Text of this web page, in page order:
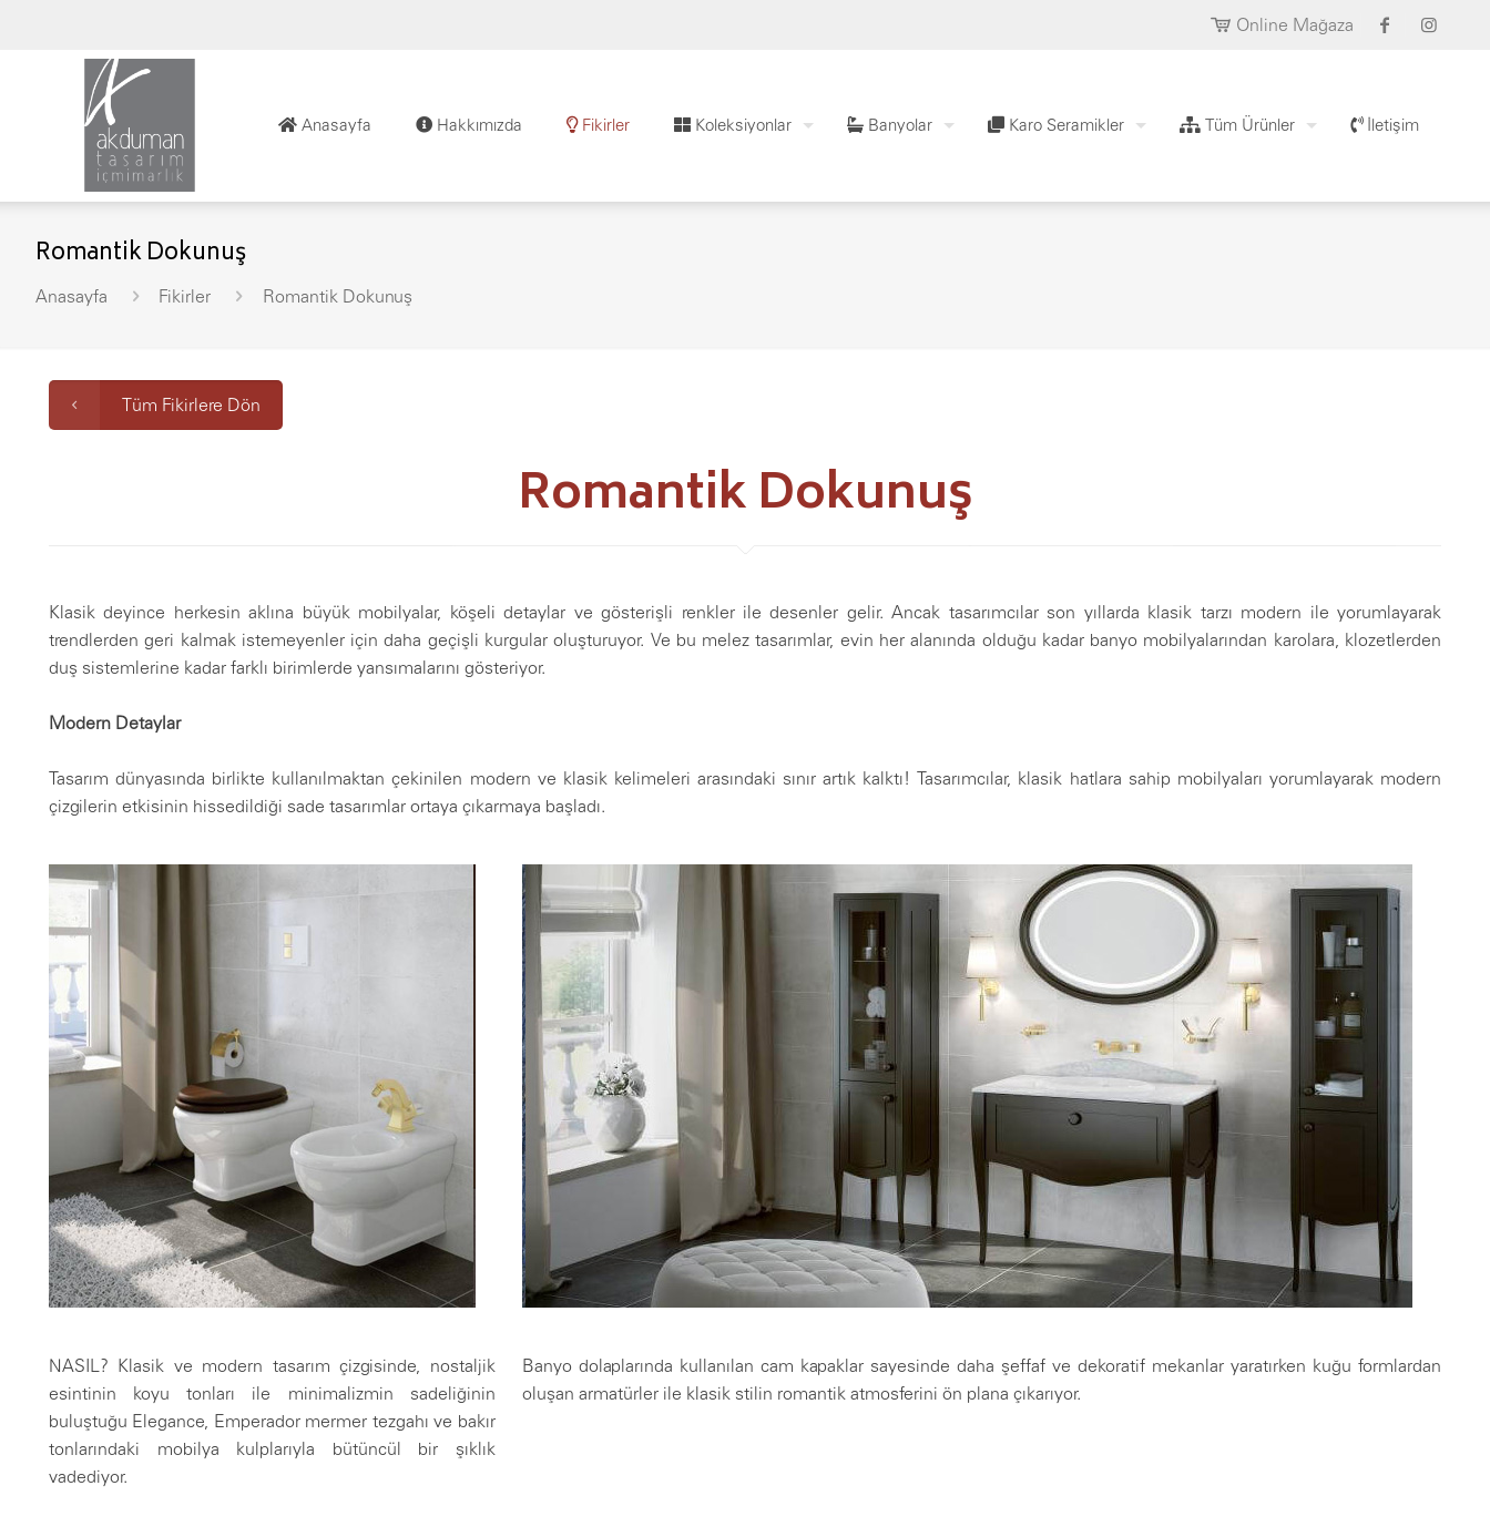
Online Mağaza
Anasayfa Hakkımızda Fikirler Koleksiyonlar Banyolar Karo Seramikler Tüm Ürünler İletişim
Romantik Dokunuş
Anasayfa Fikirler Romantik Dokunuş
Tüm Fikirlere Dön
Romantik Dokunuş
Klasik deyince herkesin aklına büyük mobilyalar, köşeli detaylar ve gösterişli renkler ile desenler gelir. Ancak tasarımcılar son yıllarda klasik tarzı modern ile yorumlayarak
trendlerden geri kalmak istemeyenler için daha geçişli kurgular oluşturuyor. Ve bu melez tasarımlar, evin her alanında olduğu kadar banyo mobilyalarından karolara, klozetlerden
duş sistemlerine kadar farklı birimlerde yansımalarını gösteriyor.
Modern Detaylar
Tasarım dünyasında birlikte kullanılmaktan çekinilen modern ve klasik kelimeleri arasındaki sınır artık kalktı! Tasarımcılar, klasik hatlara sahip mobilyaları yorumlayarak modern
çizgilerin etkisinin hissedildiği sade tasarımlar ortaya çıkarmaya başladı.
NASIL? Klasik ve modern tasarım çizgisinde, nostaljik
esintinin koyu tonları ile minimalizmin sadeliğinin
buluştuğu Elegance, Emperador mermer tezgahı ve bakır
tonlarındaki mobilya kulplarıyla bütüncül bir şıklık
vadediyor.
Banyo dolaplarında kullanılan cam kapaklar sayesinde daha şeffaf ve dekoratif mekanlar yaratırken kuğu formlardan
oluşan armatürler ile klasik stilin romantik atmosferini ön plana çıkarıyor.